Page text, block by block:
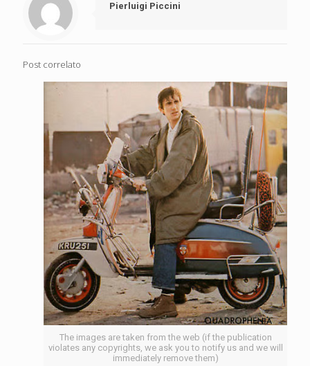
Pierluigi Piccini
Post correlato
The images are taken from the web (if the publication
violates any copyrights, we ask you to notify us and we will
immediately remove them)